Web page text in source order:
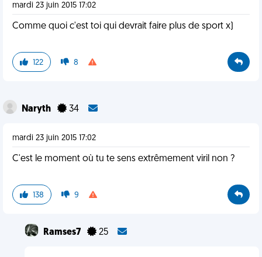
mardi 23 juin 2015 17:02
Comme quoi c'est toi qui devrait faire plus de sport x)
122 8
Naryth 34
mardi 23 juin 2015 17:02
C'est le moment où tu te sens extrêmement viril non ?
138 9
Ramses7 25